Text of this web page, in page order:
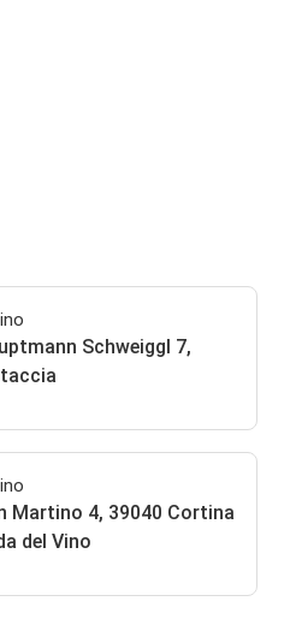
Schweiggl 7,
Martino 4, 39040 Cortina
del Vino